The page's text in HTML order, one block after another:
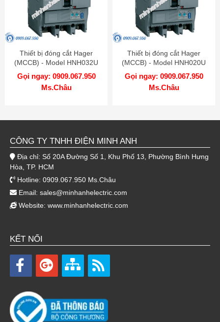
Thiết bị đóng cắt Hager
(MCCB) - Model HNH032U
Gọi ngay: 0909.067.950
Ms.Châu
Thiết bị đóng cắt Hager
(MCCB) - Model HNH020U
Gọi ngay: 0909.067.950
Ms.Châu
CÔNG TY TNHH ĐIỆN MINH ANH
Địa chỉ: Số 20A Đường Số 1, Khu Phố 13, Phường Bình Hưng
Hòa, TP. HCM
Hotline: 0909.067.950 Ms.Châu
Email: sales@minhanhelectric.com
Website: www.minhanhelectric.com
KẾT NỐI